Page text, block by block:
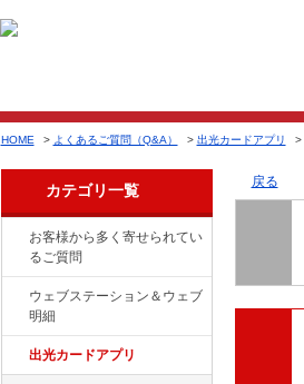
HOME > よくあるご質問（Q&A） > 出光カードアプリ >
カテゴリ一覧
お客様から多く寄せられてい
るご質問
ウェブステーション＆ウェブ
明細
出光カードアプリ
戻る